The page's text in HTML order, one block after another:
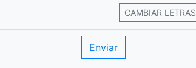
CAMBIAR LETRAS